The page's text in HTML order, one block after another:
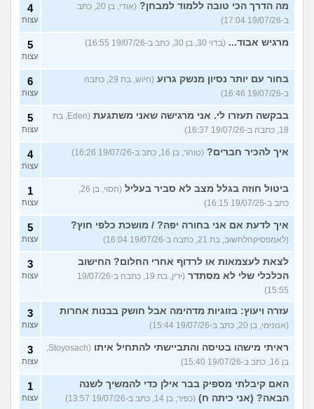
מה הדרך הכי טובה ללמוד למבחן?
(אודי, בן 20, כתב
ב-19/07/26 17:04)
4
עצות
מרגיש אבוד... (בדוי 30, בן 30, כתב ב-19/07/26 16:55) 5
עצות
בחור עם יותר נסיון מנשק גרוע
(היוש, בת 29, כתבה
ב-19/07/26 16:46)
6
עצות
בבקשה תעזרו לי. אני מרגישה שאני משתגעת
(Eden, בת
18, כתבה ב-19/07/26 16:37)
5
עצות
איך להכיר חברים? (טוהר, בן 16, כתב ב-19/07/26 16:26) 4
עצות
ביטול חוזה בגלל מצב לא סביר בעליל
(חסוי, בן 26,
כתב ב-19/07/26 16:15)
1
עצות
איך לדעת אם אני בחורה יפה? / מושכת כלפי חוץ?
(לאמפסיקהלחשוב, בת 21, כתבה ב-19/07/26 16:04)
5
עצות
לצאת לעצמאות או לרדוף אחרי החלום? החישוב
הכלכלי שלי לא מסתדר
(ירין, בת 19, כתבה ב-19/07/26
15:55)
3
עצות
עזרה ויעוץ: בזוגיות מדהימה אבל חושק בבנות אחרות
(אנונימי, בן 20, כתב ב-19/07/26 15:44)
3
עצות
ראיתי מישהו בטיסה והתביישתי להתחיל איתו
(Stoyosach,
בן 16, כתב ב-19/07/26 15:40)
3
עצות
האם קיבלתי מספיק בבר אילן כדי להמשיך לשנה
הבאה? (אני כיתה ח) (כפיר, בן 14, כתב ב-19/07/26 13:57)
1
עצות